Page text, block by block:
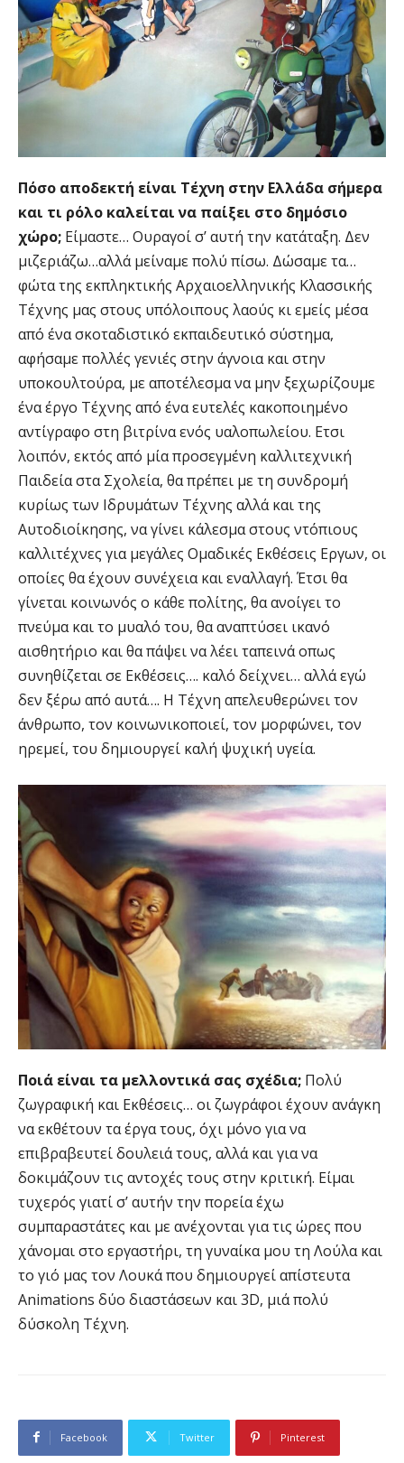
Πόσο αποδεκτή είναι Τέχνη στην Ελλάδα σήμερα
και τι ρόλο καλείται να παίξει στο δημόσιο
χώρο; Είμαστε… Ουραγοί σ’ αυτή την κατάταξη. Δεν
μιζεριάζω…αλλά μείναμε πολύ πίσω. Δώσαμε τα…
φώτα της εκπληκτικής Αρχαιοελληνικής Κλασσικής
Τέχνης μας στους υπόλοιπους λαούς κι εμείς μέσα
από ένα σκοταδιστικό εκπαιδευτικό σύστημα,
αφήσαμε πολλές γενιές στην άγνοια και στην
υποκουλτούρα, με αποτέλεσμα να μην ξεχωρίζουμε
ένα έργο Τέχνης από ένα ευτελές κακοποιημένο
αντίγραφο στη βιτρίνα ενός υαλοπωλείου. Ετσι
λοιπόν, εκτός από μία προσεγμένη καλλιτεχνική
Παιδεία στα Σχολεία, θα πρέπει με τη συνδρομή
κυρίως των Ιδρυμάτων Τέχνης αλλά και της
Αυτοδιοίκησης, να γίνει κάλεσμα στους ντόπιους
καλλιτέχνες για μεγάλες Ομαδικές Εκθέσεις Εργων, οι
οποίες θα έχουν συνέχεια και εναλλαγή. Έτσι θα
γίνεται κοινωνός ο κάθε πολίτης, θα ανοίγει το
πνεύμα και το μυαλό του, θα αναπτύσει ικανό
αισθητήριο και θα πάψει να λέει ταπεινά οπως
συνηθίζεται σε Εκθέσεις…. καλό δείχνει… αλλά εγώ
δεν ξέρω από αυτά…. Η Τέχνη απελευθερώνει τον
άνθρωπο, τον κοινωνικοποιεί, τον μορφώνει, τον
ηρεμεί, του δημιουργεί καλή ψυχική υγεία.
Ποιά είναι τα μελλοντικά σας σχέδια; Πολύ
ζωγραφική και Εκθέσεις… οι ζωγράφοι έχουν ανάγκη
να εκθέτουν τα έργα τους, όχι μόνο για να
επιβραβευτεί δουλειά τους, αλλά και για να
δοκιμάζουν τις αντοχές τους στην κριτική. Είμαι
τυχερός γιατί σ’ αυτήν την πορεία έχω
συμπαραστάτες και με ανέχονται για τις ώρες που
χάνομαι στο εργαστήρι, τη γυναίκα μου τη Λούλα και
το γιό μας τον Λουκά που δημιουργεί απίστευτα
Animations δύο διαστάσεων και 3D, μιά πολύ
δύσκολη Τέχνη.
Facebook Twitter Pinterest